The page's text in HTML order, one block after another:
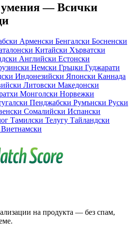
умения — Всички
Арменски Бенгалски Босненски
Китайски Хърватски
Английски Естонски
Немски Гръцки Гуджарати
Индонезийски Японски Каннада
Литовски Македонски
Монголски Норвежки
Пенджабски Румънски Руски
Сомалийски Испански
Тамилски Телугу Тайландски
Виетнамски
на продукта — без спам,